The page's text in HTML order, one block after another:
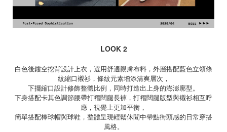
LOOK 2
白色後鏤空挖背設計上衣，選用舒適親膚布料，外層搭配藍色立領條
紋縮口襯衫，條紋元素增添清爽層次，
下擺縮口設計修飾整體比例，同時打造出上身的澎澎廓型。
下身搭配卡其色調節腰帶打褶闊腿長褲，打褶闊腿版型與襯衫相互呼
應，視覺上更加平衡，
簡單搭配棒球帽與球鞋，整體呈現輕鬆休閒中帶點街頭感的日常穿搭
風格。